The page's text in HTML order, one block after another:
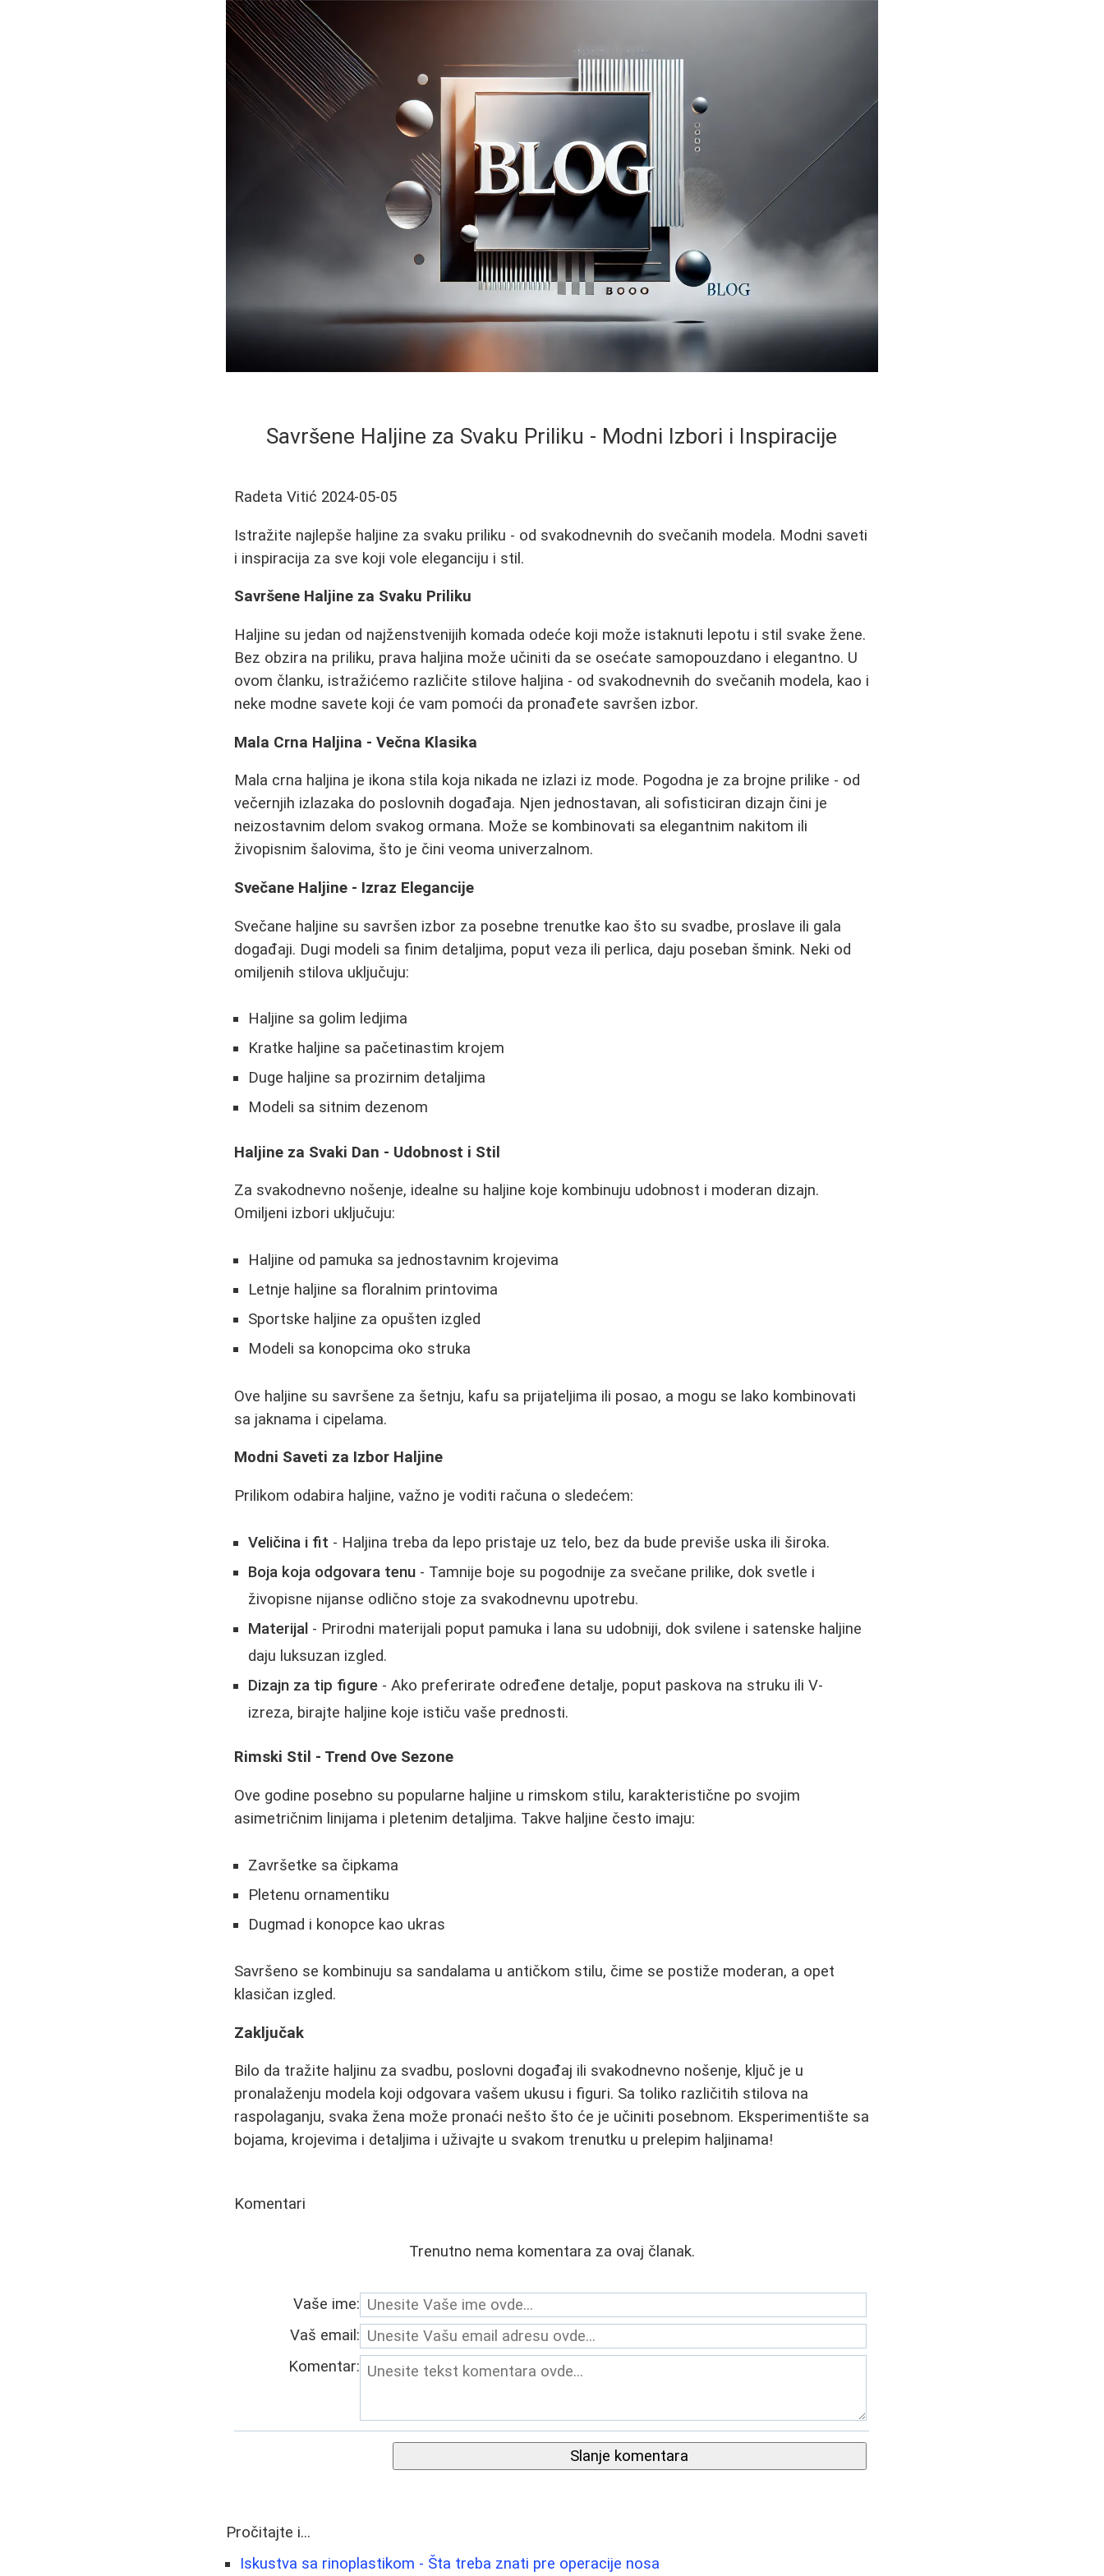
Savršene Haljine za Svaku Priliku - Modni Izbori i Inspiracije
Radeta Vitić 2024-05-05
Istražite najlepše haljine za svaku priliku - od svakodnevnih do svečanih modela. Modni saveti
i inspiracija za sve koji vole eleganciju i stil.
Savršene Haljine za Svaku Priliku
Haljine su jedan od najženstvenijih komada odeće koji može istaknuti lepotu i stil svake žene.
Bez obzira na priliku, prava haljina može učiniti da se osećate samopouzdano i elegantno. U
ovom članku, istražićemo različite stilove haljina - od svakodnevnih do svečanih modela, kao i
neke modne savete koji će vam pomoći da pronađete savršen izbor.
Mala Crna Haljina - Večna Klasika
Mala crna haljina je ikona stila koja nikada ne izlazi iz mode. Pogodna je za brojne prilike - od
večernjih izlazaka do poslovnih događaja. Njen jednostavan, ali sofisticiran dizajn čini je
neizostavnim delom svakog ormana. Može se kombinovati sa elegantnim nakitom ili
živopisnim šalovima, što je čini veoma univerzalnom.
Svečane Haljine - Izraz Elegancije
Svečane haljine su savršen izbor za posebne trenutke kao što su svadbe, proslave ili gala
događaji. Dugi modeli sa finim detaljima, poput veza ili perlica, daju poseban šmink. Neki od
omiljenih stilova uključuju:
Haljine sa golim ledjima
Kratke haljine sa pačetinastim krojem
Duge haljine sa prozirnim detaljima
Modeli sa sitnim dezenom
Haljine za Svaki Dan - Udobnost i Stil
Za svakodnevno nošenje, idealne su haljine koje kombinuju udobnost i moderan dizajn.
Omiljeni izbori uključuju:
Haljine od pamuka sa jednostavnim krojevima
Letnje haljine sa floralnim printovima
Sportske haljine za opušten izgled
Modeli sa konopcima oko struka
Ove haljine su savršene za šetnju, kafu sa prijateljima ili posao, a mogu se lako kombinovati
sa jaknama i cipelama.
Modni Saveti za Izbor Haljine
Prilikom odabira haljine, važno je voditi računa o sledećem:
Veličina i fit - Haljina treba da lepo pristaje uz telo, bez da bude previše uska ili široka.
Boja koja odgovara tenu - Tamnije boje su pogodnije za svečane prilike, dok svetle i
živopisne nijanse odlično stoje za svakodnevnu upotrebu.
Materijal - Prirodni materijali poput pamuka i lana su udobniji, dok svilene i satenske haljine
daju luksuzan izgled.
Dizajn za tip figure - Ako preferirate određene detalje, poput paskova na struku ili V-
izreza, birajte haljine koje ističu vaše prednosti.
Rimski Stil - Trend Ove Sezone
Ove godine posebno su popularne haljine u rimskom stilu, karakteristične po svojim
asimetričnim linijama i pletenim detaljima. Takve haljine često imaju:
Završetke sa čipkama
Pletenu ornamentiku
Dugmad i konopce kao ukras
Savršeno se kombinuju sa sandalama u antičkom stilu, čime se postiže moderan, a opet
klasičan izgled.
Zaključak
Bilo da tražite haljinu za svadbu, poslovni događaj ili svakodnevno nošenje, ključ je u
pronalaženju modela koji odgovara vašem ukusu i figuri. Sa toliko različitih stilova na
raspolaganju, svaka žena može pronaći nešto što će je učiniti posebnom. Eksperimentište sa
bojama, krojevima i detaljima i uživajte u svakom trenutku u prelepim haljinama!
Komentari
Trenutno nema komentara za ovaj članak.
Vaše ime:
Vaš email:
Komentar:
Slanje komentara
Pročitajte i...
Iskustva sa rinoplastikom - Šta treba znati pre operacije nosa